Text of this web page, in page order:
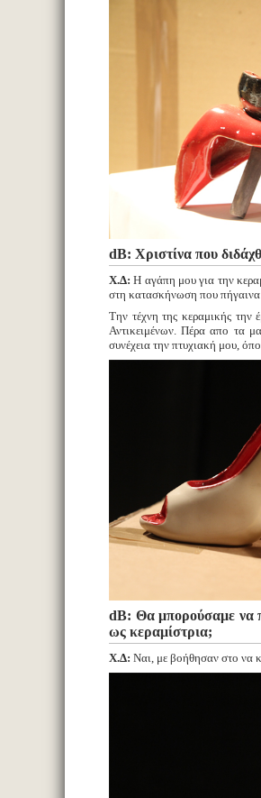
dB: Χριστίνα που
Χ.Δ: Η αγάπη μου για την
στη κατασκήνωση που πήγαινα
Την τέχνη της κεραμικής
Αντικειμένων. Πέρα απο τα
συνέχεια την πτυχιακή μου,
dB: Θα μπορούσαμε να
ως κεραμίστρια;
Χ.Δ: Ναι, με βοήθησαν στο να